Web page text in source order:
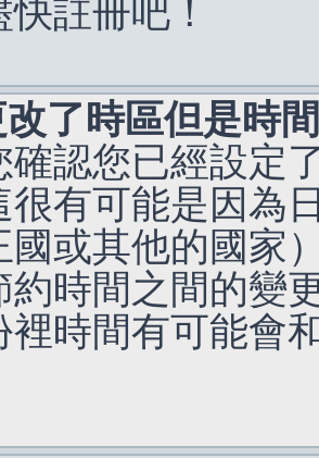
註冊吧！
了時區但是時
確認您已經設定
很有可能是因為
國或其他的國家
約時間之間的變
裡時間有可能會